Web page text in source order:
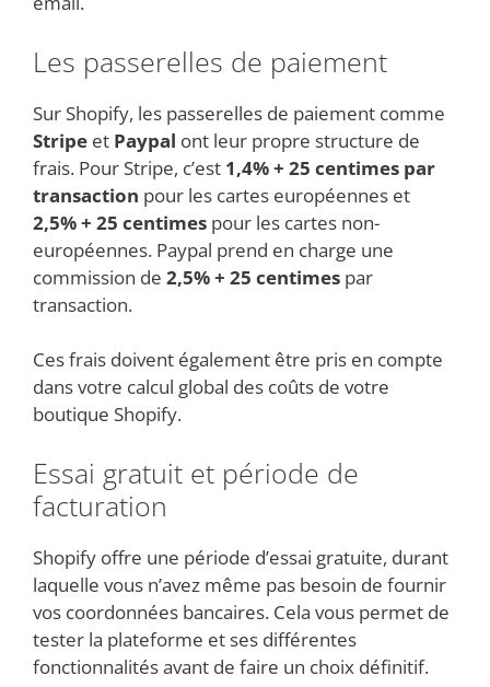
Les passerelles de paiement
Sur Shopify, les passerelles de paiement comme
Stripe et Paypal ont leur propre structure de
frais. Pour Stripe, c’est 1,4% + 25 centimes par
transaction pour les cartes européennes et
2,5% + 25 centimes pour les cartes non-
européennes. Paypal prend en charge une
commission de 2,5% + 25 centimes par
transaction.
Ces frais doivent également être pris en compte
dans votre calcul global des coûts de votre
boutique Shopify.
Essai gratuit et période de
facturation
Shopify offre une période d’essai gratuite, durant
laquelle vous n’avez même pas besoin de fournir
vos coordonnées bancaires. Cela vous permet de
tester la plateforme et ses différentes
fonctionnalités avant de faire un choix définitif.